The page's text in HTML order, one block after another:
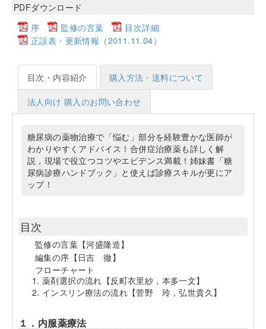
PDFダウンロード
序
監修の言葉
目次詳細
正誤表・更新情報（2011.11.04）
目次・内容紹介 購入方法・送料について
法人向け 購入のお問い合わせ
糖尿病の薬物治療で「悩む」部分を経験豊かな医師が
わかりやすくアドバイス！合併症治療薬も詳しく解
説，現場で役立つコツやエビデンス満載！姉妹書「糖
尿病診療ハンドブック」と使えば診療スキルが更にア
ップ！
目次
監修の言葉【河盛隆造】
編集の序【日吉 徹】
フローチャート
薬剤選択の流れ【反町衣里紗，本多一文】
インスリン療法の流れ【菅野 玲，弘世貴久】
１．内服薬療法